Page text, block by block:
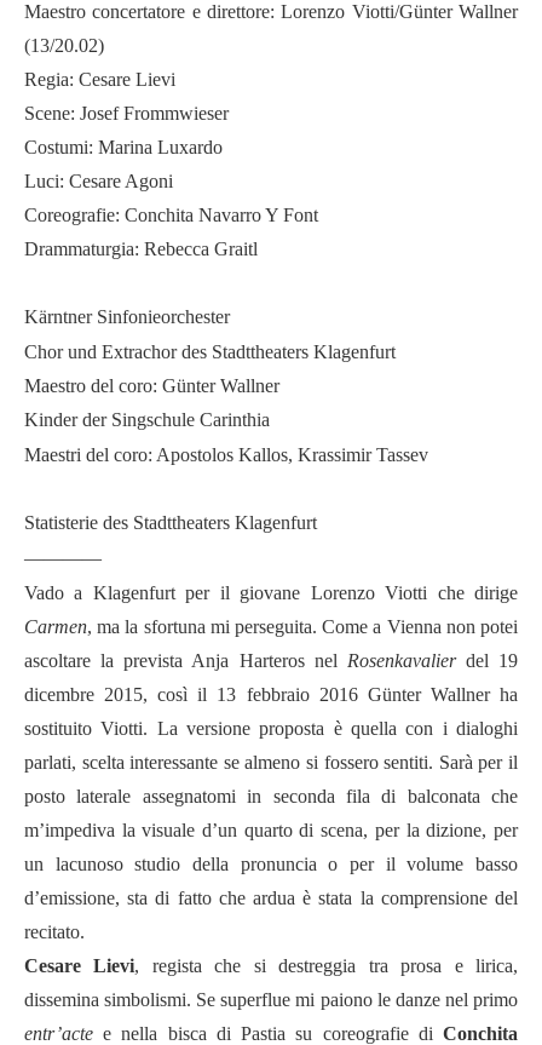
Maestro concertatore e direttore: Lorenzo Viotti/Günter Wallner
(13/20.02)
Regia: Cesare Lievi
Scene: Josef Frommwieser
Costumi: Marina Luxardo
Luci: Cesare Agoni
Coreografie: Conchita Navarro Y Font
Drammaturgia: Rebecca Graitl
Kärntner Sinfonieorchester
Chor und Extrachor des Stadttheaters Klagenfurt
Maestro del coro: Günter Wallner
Kinder der Singschule Carinthia
Maestri del coro: Apostolos Kallos, Krassimir Tassev
Statisterie des Stadttheaters Klagenfurt
————
Vado a Klagenfurt per il giovane Lorenzo Viotti che dirige
Carmen, ma la sfortuna mi perseguita. Come a Vienna non potei
ascoltare la prevista Anja Harteros nel Rosenkavalierdel 19
dicembre 2015, così il 13 febbraio 2016 Günter Wallner ha
sostituito Viotti. La versione proposta è quella con i dialoghi
parlati, scelta interessante se almeno si fossero sentiti. Sarà per il
posto laterale assegnatomi in seconda fila di balconata che
m’impediva la visuale d’un quarto di scena, per la dizione, per
un lacunoso studio della pronuncia o per il volume basso
d’emissione, sta di fatto che ardua è stata la comprensione del
recitato.
Cesare Lievi, regista che si destreggia tra prosa e lirica,
dissemina simbolismi. Se superflue mi paiono le danze nel primo
entr’acte e nella bisca di Pastia su coreografie di Conchita